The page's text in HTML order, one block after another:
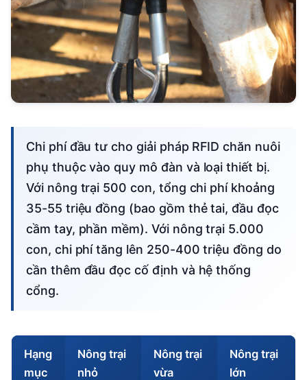
Chi phí đầu tư cho giải pháp RFID chăn nuôi
phụ thuộc vào quy mô đàn và loại thiết bị.
Với nông trại 500 con, tổng chi phí khoảng
35-55 triệu đồng (bao gồm thẻ tai, đầu đọc
cầm tay, phần mềm). Với nông trại 5.000
con, chi phí tăng lên 250-400 triệu đồng do
cần thêm đầu đọc cố định và hệ thống
cổng.
Hạng
mục
Nông trại
nhỏ
Nông trại
vừa
Nông trại
lớn